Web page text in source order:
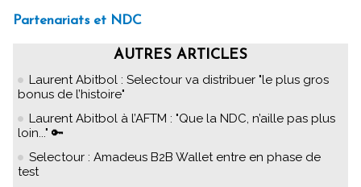
Partenariats et NDC
AUTRES ARTICLES
Laurent Abitbol : Selectour va distribuer "le plus gros
bonus de l’histoire"
Laurent Abitbol à l’AFTM : "Que la NDC, n’aille pas plus
loin..." 🔑
Selectour : Amadeus B2B Wallet entre en phase de
test